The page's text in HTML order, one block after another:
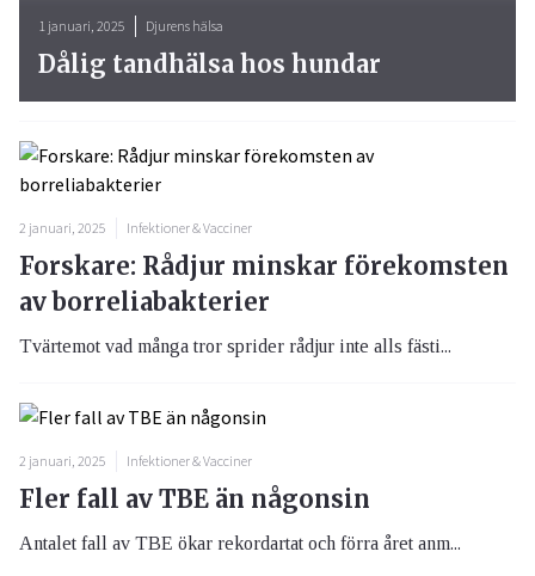
2 januari, 2025 Infektioner & Vacciner
Forskare: Rådjur minskar förekomsten
av borreliabakterier
Tvärtemot vad många tror sprider rådjur inte alls fästi...
2 januari, 2025 Infektioner & Vacciner
Fler fall av TBE än någonsin
Antalet fall av TBE ökar rekordartat och förra året anm...
1 januari, 2025 Djurens hälsa
Dålig tandhälsa hos hundar